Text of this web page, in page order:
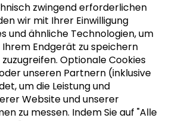
ABONNIEREN
zwingend erforderlichen
wir mit Ihrer Einwilligung
und ähnliche Technologien, um
Endgerät zu speichern
Optionale Cookies
unseren Partnern (inklusive
um die Leistung und
Website und unserer
zu messen. Indem Sie auf "Alle